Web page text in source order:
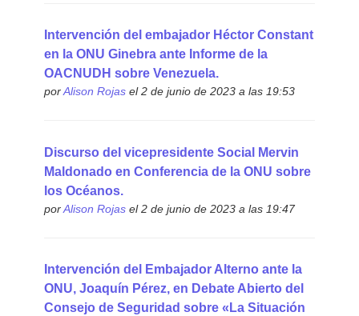
Intervención del embajador Héctor Constant
en la ONU Ginebra ante Informe de la
OACNUDH sobre Venezuela.
porAlison Rojasel 2 de junio de 2023 a las 19:53
Discurso del vicepresidente Social Mervin
Maldonado en Conferencia de la ONU sobre
los Océanos.
porAlison Rojasel 2 de junio de 2023 a las 19:47
Intervención del Embajador Alterno ante la
ONU, Joaquín Pérez, en Debate Abierto del
Consejo de Seguridad sobre «La Situación